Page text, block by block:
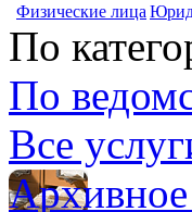
Физические лица
По
По
Все